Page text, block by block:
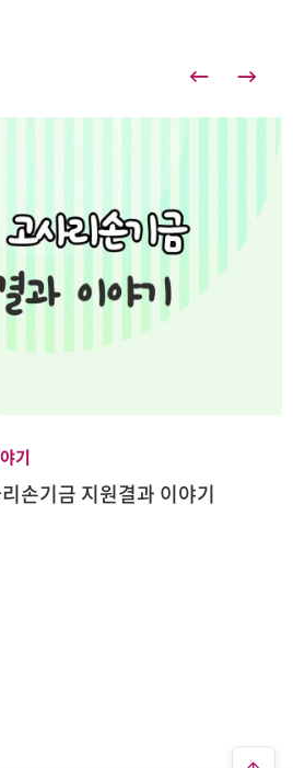
기
손기금 지원결과 이야기